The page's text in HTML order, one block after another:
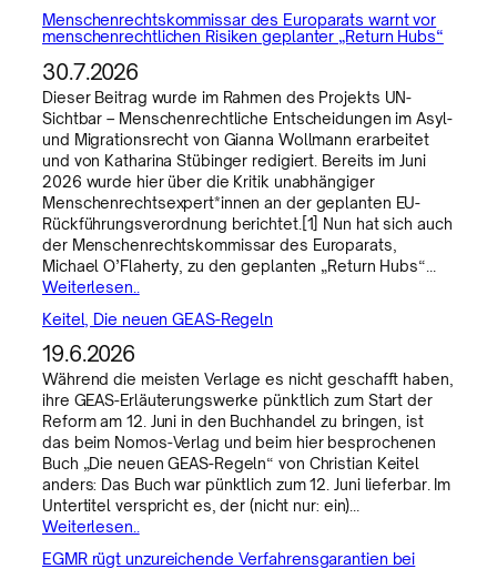
Menschenrechtskommissar des Europarats warnt vor
menschenrechtlichen Risiken geplanter „Return Hubs“
30.7.2026
Dieser Beitrag wurde im Rahmen des Projekts UN-
Sichtbar – Menschenrechtliche Entscheidungen im Asyl-
und Migrationsrecht von Gianna Wollmann erarbeitet
und von Katharina Stübinger redigiert. Bereits im Juni
2026 wurde hier über die Kritik unabhängiger
Menschenrechtsexpert*innen an der geplanten EU-
Rückführungsverordnung berichtet.[1] Nun hat sich auch
der Menschenrechtskommissar des Europarats,
Michael O’Flaherty, zu den geplanten „Return Hubs“…
Weiterlesen..
Keitel, Die neuen GEAS-Regeln
19.6.2026
Während die meisten Verlage es nicht geschafft haben,
ihre GEAS-Erläuterungswerke pünktlich zum Start der
Reform am 12. Juni in den Buchhandel zu bringen, ist
das beim Nomos-Verlag und beim hier besprochenen
Buch „Die neuen GEAS-Regeln“ von Christian Keitel
anders: Das Buch war pünktlich zum 12. Juni lieferbar. Im
Untertitel verspricht es, der (nicht nur: ein)…
Weiterlesen..
EGMR rügt unzureichende Verfahrensgarantien bei